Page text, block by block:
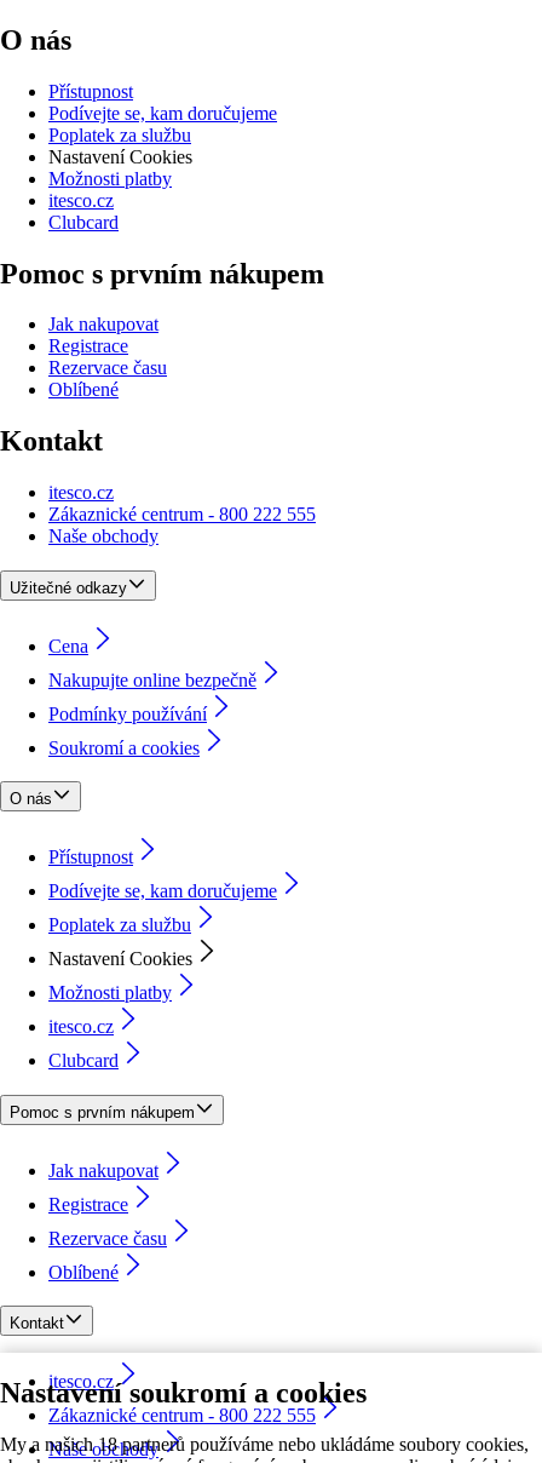
Nastavení soukromí a cookies
My a našich 18 partnerů používáme nebo ukládáme soubory cookies,
O nás
Přístupnost
Podívejte se, kam doručujeme
Poplatek za službu
Nastavení Cookies
Možnosti platby
itesco.cz
Clubcard
Pomoc s prvním nákupem
Jak nakupovat
Registrace
Rezervace času
Oblíbené
Kontakt
itesco.cz
Zákaznické centrum - 800 222 555
Naše obchody
Užitečné odkazy
Cena
Nakupujte online bezpečně
Podmínky používání
Soukromí a cookies
O nás
Přístupnost
Podívejte se, kam doručujeme
Poplatek za službu
Nastavení Cookies
Možnosti platby
itesco.cz
Clubcard
Pomoc s prvním nákupem
Jak nakupovat
Registrace
Rezervace času
Oblíbené
Kontakt
itesco.cz
Zákaznické centrum - 800 222 555
Naše obchody